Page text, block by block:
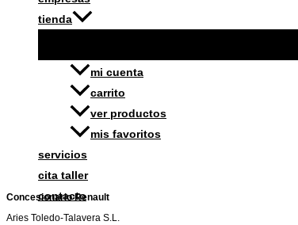
tienda
mi cuenta
carrito
ver productos
mis favoritos
servicios
cita taller
contacto
Concesionario Renault
Aries Toledo-Talavera S.L.